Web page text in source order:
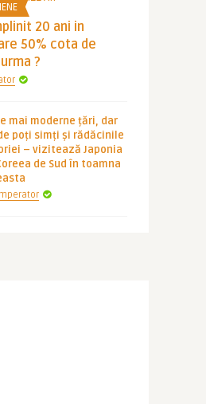
20 ani in
50% cota de
?
mai moderne țări, dar
poți simți și rădăcinile
– vizitează Japonia
de Sud în toamna